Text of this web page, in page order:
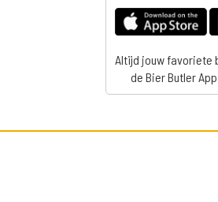
Altijd jouw favoriete
de Bier Butler